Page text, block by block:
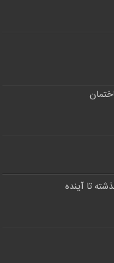
تا آینده